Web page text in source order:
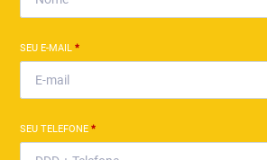
SEU E-MAIL*
SEU TELEFONE*